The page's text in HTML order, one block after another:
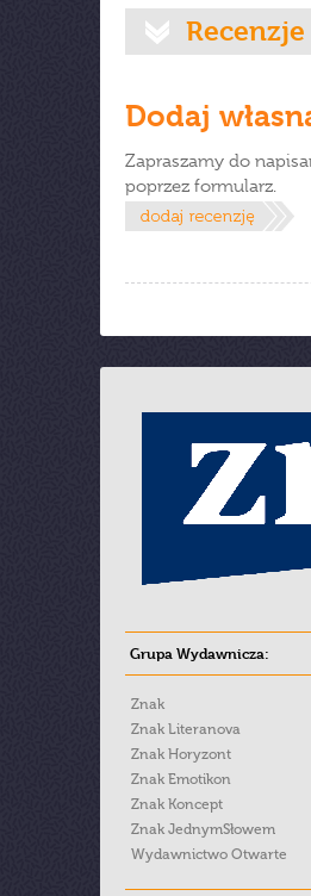
Recenzje
Dodaj
Zapraszamy do
poprzez formularz.
Grupa Wydawnicza:
Znak
Znak Literanova
Znak Horyzont
Znak Emotikon
Znak Koncept
Znak JednymSłowem
Wydawnictwo Otwarte